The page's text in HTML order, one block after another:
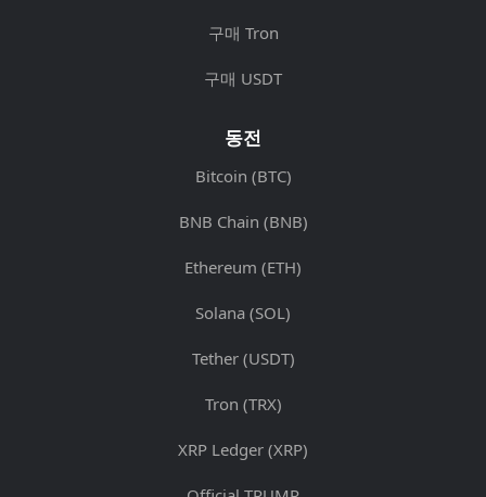
구매 Tron
구매 USDT
동전
Bitcoin (BTC)
BNB Chain (BNB)
Ethereum (ETH)
Solana (SOL)
Tether (USDT)
Tron (TRX)
XRP Ledger (XRP)